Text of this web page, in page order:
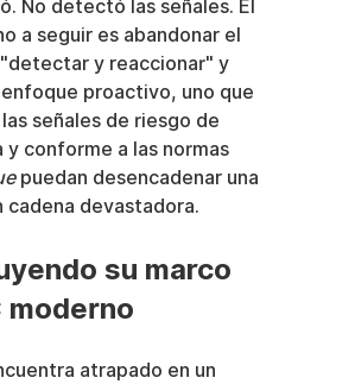
No detectó las señales. El
a seguir es abandonar el
y reaccionar" y
proactivo, uno que
señales de riesgo de
conforme a las normas
puedan desencadenar una
cadena devastadora.
su marco
moderno
atrapado en un